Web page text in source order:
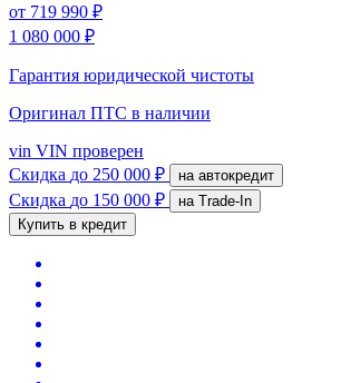
от 719 990 ₽
1 080 000 ₽
Гарантия юридической чистоты
Оригинал ПТС в наличии
vin VIN проверен
Скидка до 250 000 ₽ на автокредит
Скидка до 150 000 ₽
на Trade-In
Купить в кредит